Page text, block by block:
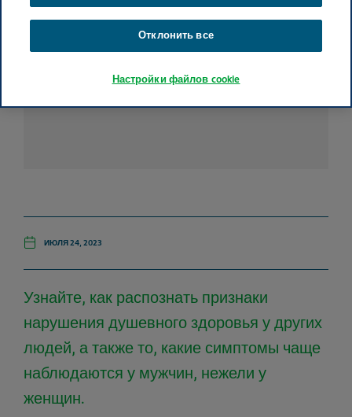
ИЮЛЯ 24, 2023
Узнайте, как распознать признаки
нарушения душевного здоровья у других
людей, а также то, какие симптомы чаще
наблюдаются у мужчин, нежели у
женщин.
Отклонить все
Настройки файлов cookie